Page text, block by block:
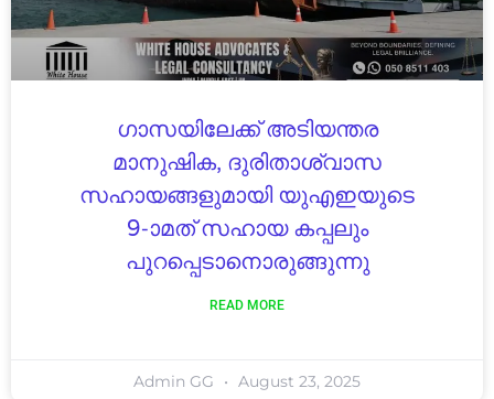
ഗാസയിലേക്ക് അടിയന്തര
മാനുഷിക, ദുരിതാശ്വാസ
സഹായങ്ങളുമായി യുഎഇയുടെ
9-ാമത് സഹായ കപ്പലും
പുറപ്പെടാനൊരുങ്ങുന്നു
READ MORE
Admin GG August 23, 2025